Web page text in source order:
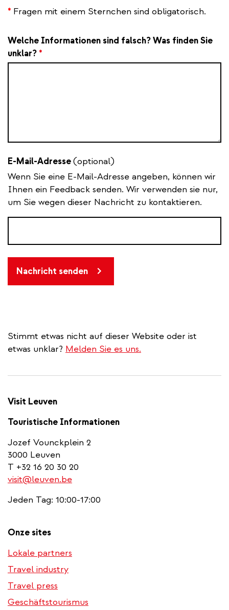
* Fragen mit einem Sternchen sind obligatorisch.
Welche Informationen sind falsch? Was finden Sie
unklar? *
E-Mail-Adresse(optional)
Wenn Sie eine E-Mail-Adresse angeben, können wir
Ihnen ein Feedback senden. Wir verwenden sie nur,
um Sie wegen dieser Nachricht zu kontaktieren.
Nachricht senden
Stimmt etwas nicht auf dieser Website oder ist
etwas unklar? Melden Sie es uns.
Visit Leuven
Touristische Informationen
Jozef Vounckplein 2
3000 Leuven
T +32 16 20 30 20
visit@leuven.be
Jeden Tag: 10:00-17:00
Onze sites
Lokale partners
Travel industry
Travel press
Geschäftstourismus